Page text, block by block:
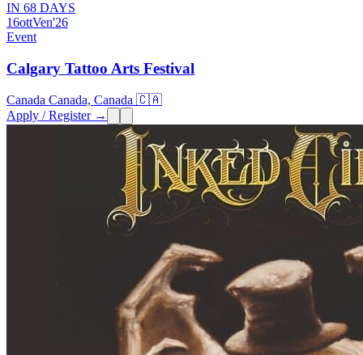
IN 68 DAYS
16ottVen'26
Event
Calgary Tattoo Arts Festival
Canada Canada, Canada 🇨🇦
Apply / Register →